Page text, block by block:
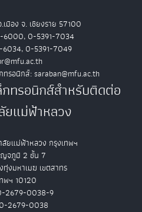
มือง จ. เชียงราย 57100
6000, 0-5391-7034
6034, 0-5391-7049
ทรอนิกส์: saraban@mfu.ac.th
กทรอนิกส์สำหรับติดต่อ
ยแม่ฟ้าหลวง
ยแม่ฟ้าหลวง กรุงเทพฯ
จภูมิ 2 ชั้น 7
ทุ่งมหาเมฆ เขตสาทร
พฯ 10120
2679-0038-9
2679-0038